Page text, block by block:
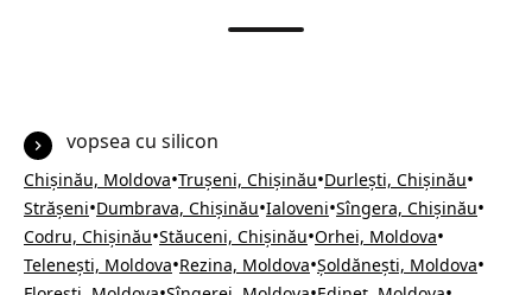
vopsea cu silicon
Chișinău, Moldova•Trușeni, Chișinău•Durlești, Chișinău•
Strășeni•Dumbrava, Chișinău•Ialoveni•Sîngera, Chișinău•
Codru, Chișinău•Stăuceni, Chișinău•Orhei, Moldova•
Telenești, Moldova•Rezina, Moldova•Șoldănești, Moldova•